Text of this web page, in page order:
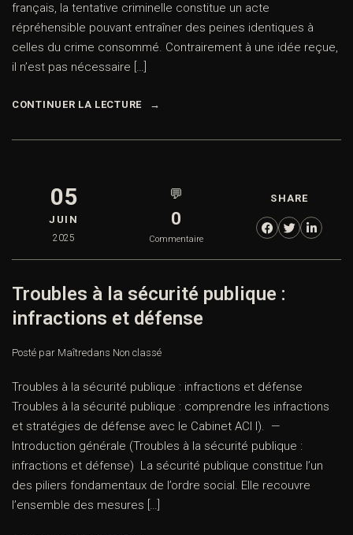
français, la tentative criminelle constitue un acte
répréhensible pouvant entraîner des peines identiques à
celles du crime consommé. Contrairement à une idée reçue,
il n’est pas nécessaire […]
CONTINUER LA LECTURE
05
JUIN
2025
💬
0
Commentaire
SHARE
Troubles à la sécurité publique :
infractions et défense
Posté par Maîtredans Non classé
Troubles à la sécurité publique : infractions et défense
Troubles à la sécurité publique : comprendre les infractions
et stratégies de défense avec le Cabinet ACI I). —
Introduction générale (Troubles à la sécurité publique :
infractions et défense) La sécurité publique constitue l’un
des piliers fondamentaux de l’ordre social. Elle recouvre
l’ensemble des mesures […]